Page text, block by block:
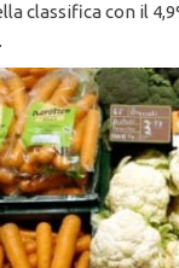
classifica con il